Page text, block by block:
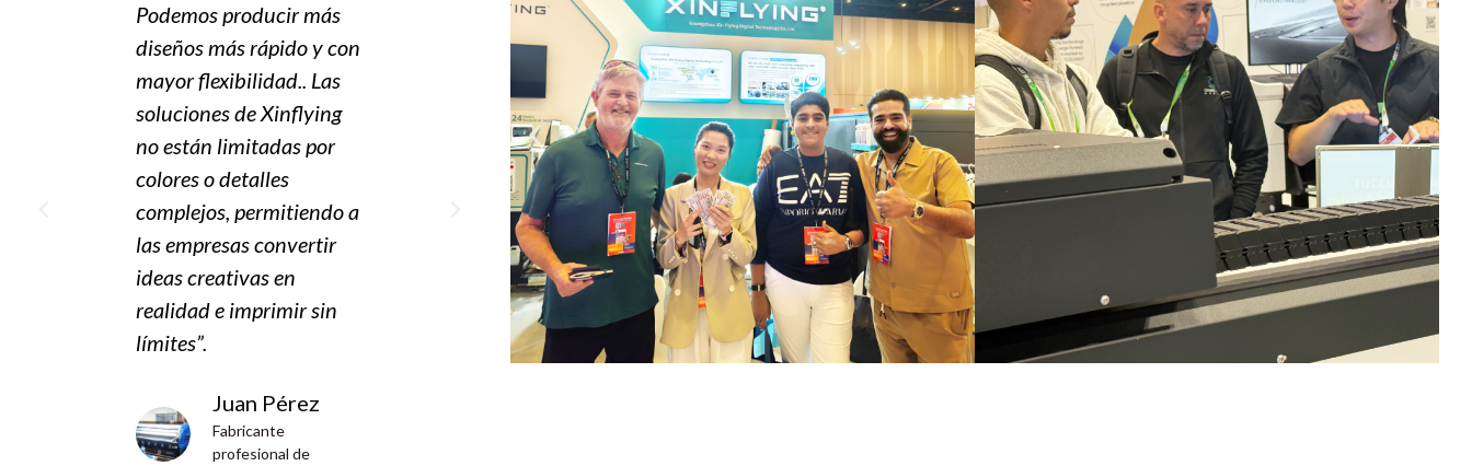
Podemos producir más
diseños más rápido y con
mayor flexibilidad.. Las
soluciones de Xinflying
no están limitadas por
colores o detalles
complejos, permitiendo a
las empresas convertir
ideas creativas en
realidad e imprimir sin
límites”.
Juan Pérez
Fabricante
profesional de
Xinflying, Podemos crear
más diseños más rápido
y responder rápidamente
a las tendencias del
mercado.. La calidad de
impresión es nítida., los
colores son vibrantes, y
el flujo de trabajo es
eficiente para la
producción bajo
Xinflying nos permite
gestionar pedidos de
lotes pequeños de forma
rentable. El sistema es
fácil de operar., y los
resultados de la
transferencia son
duraderos, flexible, y
consistente”.
David López
Gerente de